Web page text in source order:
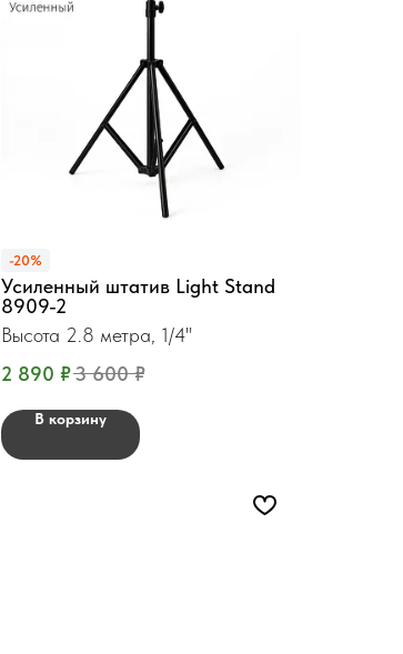
-20%
Усиленный штатив Light Stand
8909-2
Высота 2.8 метра, 1/4"
2 890 ₽3 600 ₽
В корзину